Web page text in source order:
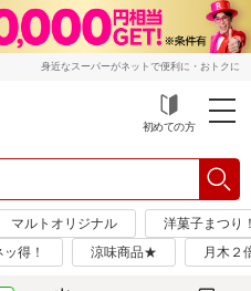
身近なスーパーがネットで便利に・おトクに
初めての方
マルトオリジナル
洋菓子まつり
得！ 涼味商品★ 月木２